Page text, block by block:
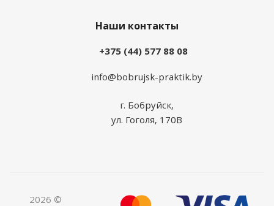
Наши контакты
+375 (44) 577 88 08
info@bobrujsk-praktik.by
г. Бобруйск,
ул. Гоголя, 170В
2026 ©